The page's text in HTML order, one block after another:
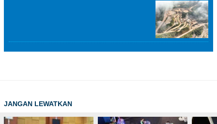
JANGAN LEWATKAN